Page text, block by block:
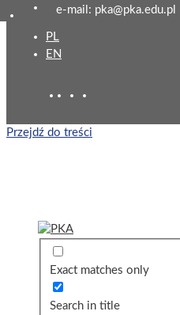
e-mail: pka@pka.edu.pl
PL
EN
Przejdź do treści
Exact matches only
Search in title